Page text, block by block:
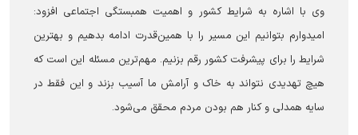
وی با اشاره به شرایط کشور و اهمیت همبستگی اجتماعی افزود:
امیدوارم بتوانیم این مسیر را با همین‌قدرت ادامه بدهیم و بهترین
شرایط را برای پیشرفت کشور رقم بزنیم. مهم‌ترین مسئله این است که
هیچ تهدیدی نتواند به خاک و آرامش ما آسیب بزند و این فقط در
سایه همدلی و کنار هم بودن مردم محقق می‌شود.